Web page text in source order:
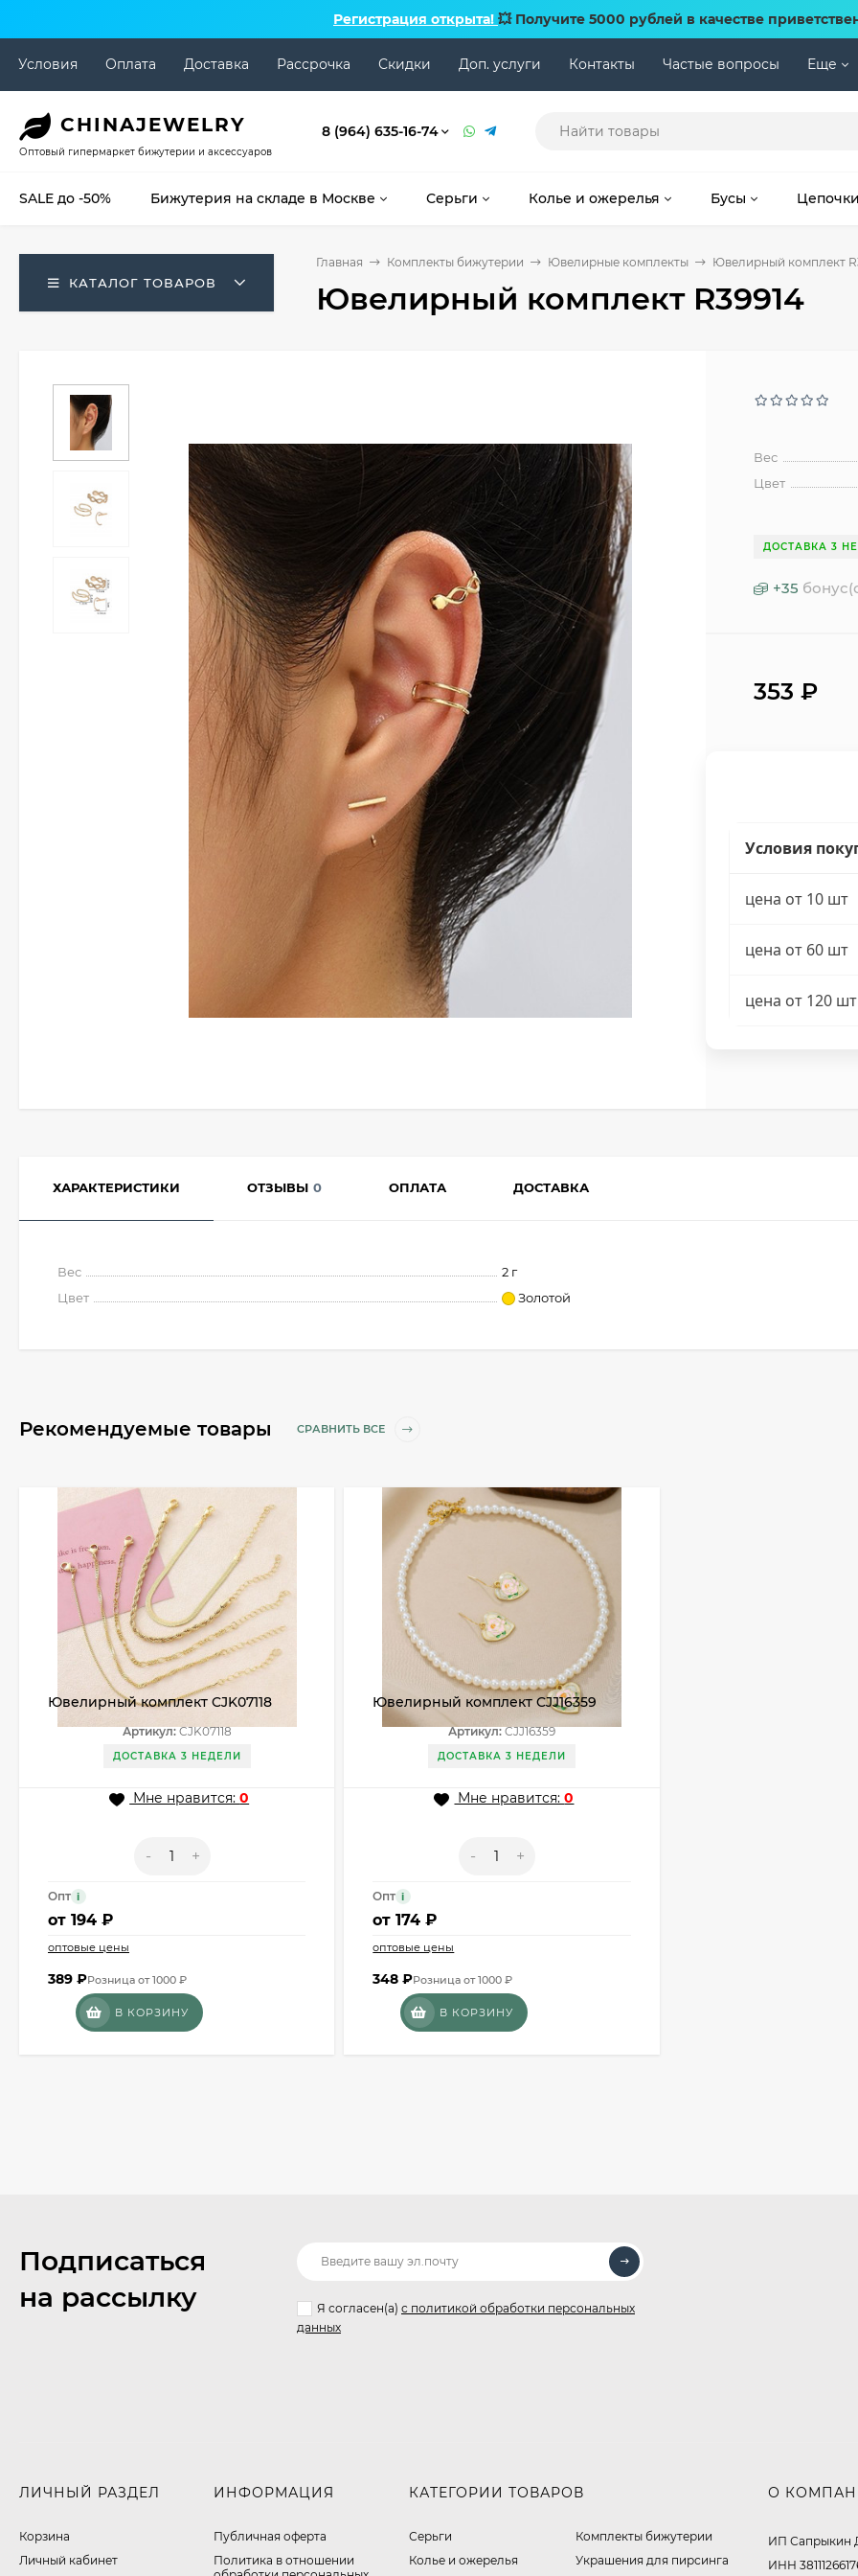
Регистрация открыта! 💥 Получите 5000 рублей в качестве
Условия Оплата Доставка Рассрочка Скидки Доп. услуги Контакты Частые вопросы Еще
CHINAJEWELRY
Оптовый гипермаркет бижутерии и аксессуаров
8 (964) 635-16-74
SALE до -50% Бижутерия на складе в Москве Серьги Колье и ожерелья Бусы Цепочки
КАТАЛОГ ТОВАРОВ
Главная Комплекты бижутерии Ювелирные комплекты Ювелирный комплект
Ювелирный комплект R39914
Вес
Цвет
ДОСТАВКА 3
+35
353₽
Условия
цена от 10 шт
цена от 60 шт
цена от 120 шт
ХАРАКТЕРИСТИКИ ОТЗЫВЫ 0 ОПЛАТА ДОСТАВКА
Вес
2 г
Цвет
Золотой
Рекомендуемые товары СРАВНИТЬ ВСЕ
Ювелирный комплект CJK07118
Артикул:CJK07118
ДОСТАВКА 3 НЕДЕЛИ
Мне нравится:0
- +
Опт i
от 194 ₽
оптовые цены
389 ₽Розница от 1000 ₽
В КОРЗИНУ
Ювелирный комплект CJJ16359
Артикул:CJJ16359
ДОСТАВКА 3 НЕДЕЛИ
Мне нравится:0
- +
Опт i
от174 ₽
оптовые цены
348₽Розница от 1000 ₽
В КОРЗИНУ
Подписаться
на рассылку
Я согласен(a) с политикой обработки персональных
данных
ЛИЧНЫЙ РАЗДЕЛ
Корзина
Личный кабинет
ИНФОРМАЦИЯ
Публичная оферта
​Политика в отношении
КАТЕГОРИИ ТОВАРОВ
Серьги
Колье и ожерелья
Комплекты бижутерии
Украшения для пирсинга
О
ИП Сапрыкин
ИНН